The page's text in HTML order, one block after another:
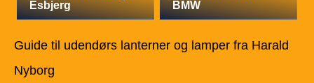
Esbjerg
BMW
Guide til udendørs lanterner og lamper fra Harald
Nyborg